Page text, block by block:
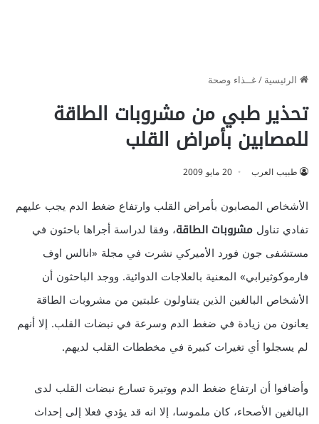
الرئيسية/غــذاء وصحة
تحذير طبي من مشروبات الطاقة
للمصابين بأمراض القلب
طبيب العرب 20 مايو 2009
الأشخاص المصابون بأمراض القلب وارتفاع ضغط الدم يجب عليهم
تفادي تناول مشروبات الطاقة، وفقا لدراسة أجراها باحثون في
مستشفى جون فورد الأميركي نشرت في مجلة «انالس اوف
فارموكوثيرابي» المعنية بالعلاجات الدوائية. ووجد الباحثون أن
الأشخاص البالغين الذين يتناولون علبتين من مشروبات الطاقة
يعانون من زيادة في ضغط الدم وسرعة في نبضات القلب. إلا أنهم
لم يسجلوا أي تغيرات كبيرة في مخططات القلب لديهم.
وأضافوا أن ارتفاع ضغط الدم ووتيرة تسارع نبضات القلب لدى
البالغين الأصحاء، كان ملموسا، إلا انه قد يؤدي فعلا إلى إحداث